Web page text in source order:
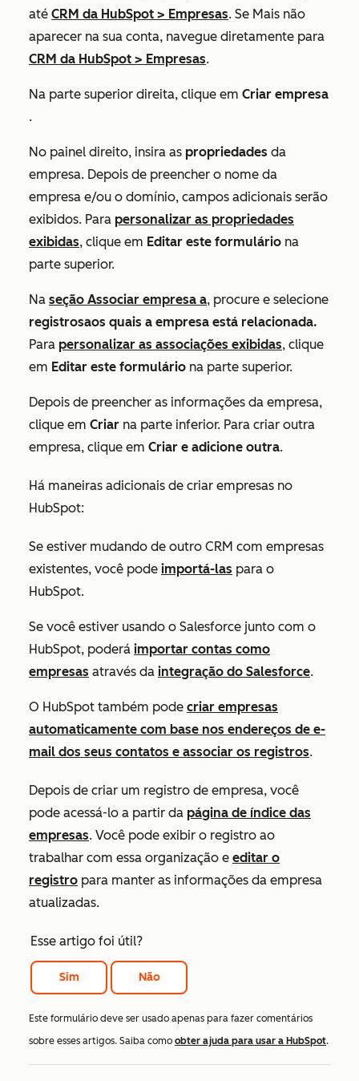
até CRM da HubSpot > Empresas. Se Mais não
aparecer na sua conta, navegue diretamente para
CRM da HubSpot > Empresas.
Na parte superior direita, clique em Criar empresa
.
No painel direito, insira as propriedades da
empresa. Depois de preencher o nome da
empresa e/ou o domínio, campos adicionais serão
exibidos. Para personalizar as propriedades
exibidas, clique em Editar este formulário na
parte superior.
Na seção Associar empresa a, procure e selecione
registrosaos quais a empresa está relacionada.
Para personalizar as associações exibidas, clique
em Editar este formulário na parte superior.
Depois de preencher as informações da empresa,
clique em Criar na parte inferior. Para criar outra
empresa, clique em Criar e adicione outra.
Há maneiras adicionais de criar empresas no
HubSpot:
Se estiver mudando de outro CRM com empresas
existentes, você pode importá-las para o
HubSpot.
Se você estiver usando o Salesforce junto com o
HubSpot, poderá importar contas como
empresas através da integração do Salesforce.
O HubSpot também pode criar empresas
automaticamente com base nos endereços de e-
mail dos seus contatos e associar os registros.
Depois de criar um registro de empresa, você
pode acessá-lo a partir da página de índice das
empresas. Você pode exibir o registro ao
trabalhar com essa organização e editar o
registro para manter as informações da empresa
atualizadas.
Esse artigo foi útil?
Sim Não
Este formulário deve ser usado apenas para fazer comentários
sobre esses artigos. Saiba como obter ajuda para usar a HubSpot.